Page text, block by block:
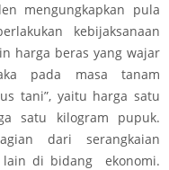
mengungkapkan pula
kebijaksanaan
harga beras yang wajar
pada masa tanam
tani”, yaitu harga satu
satu kilogram pupuk.
dari serangkaian
lain di bidang ekonomi.